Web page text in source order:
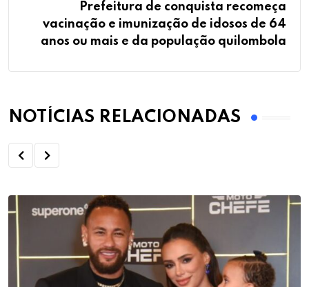
Prefeitura de conquista recomeça
vacinação e imunização de idosos de 64
anos ou mais e da população quilombola
NOTÍCIAS RELACIONADAS